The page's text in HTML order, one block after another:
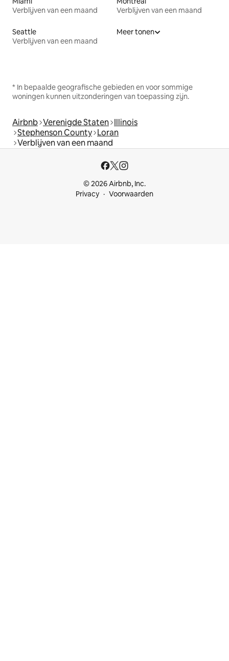
Verblijven van een maand
Verblijven van een maand
Seattle
Verblijven van een maand
Meer tonen
* In bepaalde geografische gebieden en voor sommige
woningen kunnen uitzonderingen van toepassing zijn.
Airbnb Verenigde Staten Illinois
Stephenson County Loran
Verblijven van een maand
© 2026 Airbnb, Inc.
Privacy
Voorwaarden